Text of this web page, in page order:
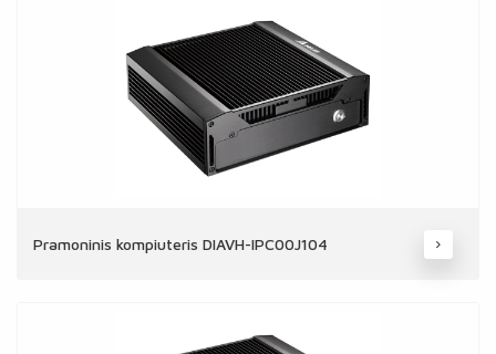
Pramoninis kompiuteris DIAVH-IPC00J104